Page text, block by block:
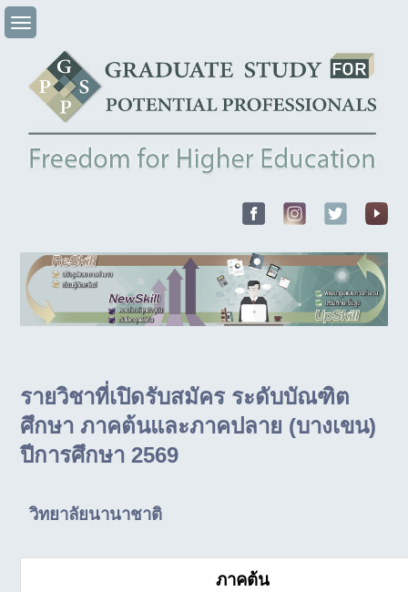
Skip
รายวิชาที่เปิดรับสมัคร ระดับบัณฑิต
ศึกษา ภาคต้นและภาคปลาย (บางเขน)
ปีการศึกษา 2569
วิทยาลัยนานาชาติ
ภาคต้น